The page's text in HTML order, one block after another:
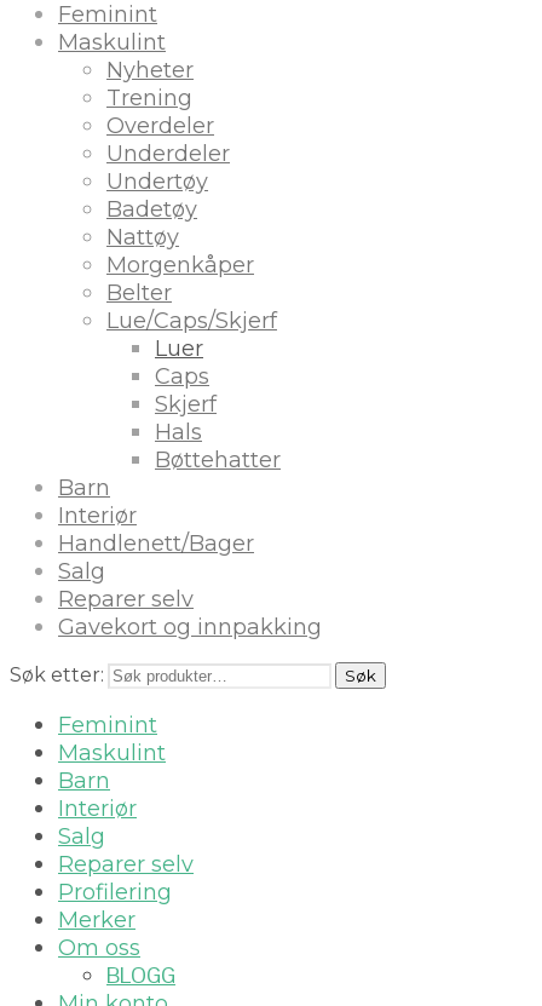
Feminint
Maskulint
Nyheter
Trening
Overdeler
Underdeler
Undertøy
Badetøy
Nattøy
Morgenkåper
Belter
Lue/Caps/Skjerf
Luer
Caps
Skjerf
Hals
Bøttehatter
Barn
Interiør
Handlenett/Bager
Salg
Reparer selv
Gavekort og innpakking
Søk etter: Søk
Feminint
Maskulint
Barn
Interiør
Salg
Reparer selv
Profilering
Merker
Om oss
BLOGG